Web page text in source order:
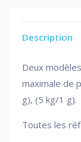
Description
Deux
maximale de
g), (5 kg/1 g).
Toutes les